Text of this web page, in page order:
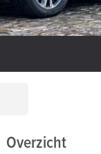
Overzicht